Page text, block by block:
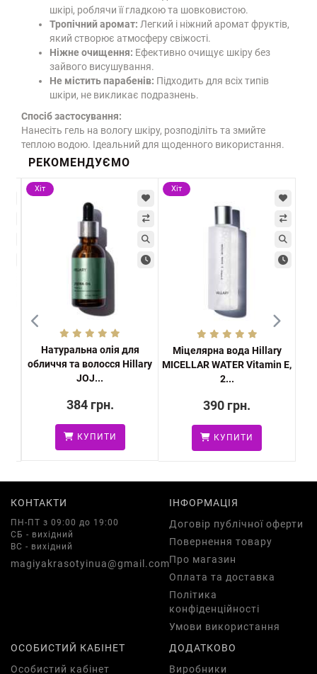
шкірі, роблячи її гладкою та шовковистою.
Тропічний аромат: Легкий і ніжний аромат фруктів,
який створює атмосферу свіжості.
Ніжне очищення: Ефективно очищує шкіру без
зайвого висушування.
Не містить парабенів: Підходить для всіх типів
шкіри, не викликає подразнень.
Спосіб застосування:
Нанесіть гель на вологу шкіру, розподіліть та змийте
теплою водою. Ідеальний для щоденного використання.
РЕКОМЕНДУЄМО
Хіт
Натуральна олія для
обличчя та волосся Hillary
JOJ...
384 грн.
КУПИТИ
Хіт
Міцелярна вода Hillary
MICELLAR WATER Vitamin E,
2...
390 грн.
КУПИТИ
КОНТАКТИ
ПН-ПТ з 09:00 до 19:00
СБ - вихідний
ВС - вихідний
magiyakrasotyinua@gmail.com
ІНФОРМАЦІЯ
Договір публічної оферти
Повернення товару
Про магазин
Оплата та доставка
Політика
конфіденційності
Умови використання
ОСОБИСТИЙ КАБІНЕТ
Особистий кабінет
ДОДАТКОВО
Виробники